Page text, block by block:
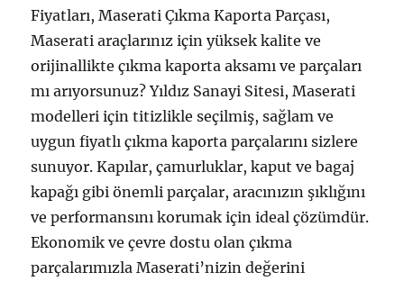
Fiyatları, Maserati Çıkma Kaporta Parçası,
Maserati araçlarınız için yüksek kalite ve
orijinallikte çıkma kaporta aksamı ve parçaları
mı arıyorsunuz? Yıldız Sanayi Sitesi, Maserati
modelleri için titizlikle seçilmiş, sağlam ve
uygun fiyatlı çıkma kaporta parçalarını sizlere
sunuyor. Kapılar, çamurluklar, kaput ve bagaj
kapağı gibi önemli parçalar, aracınızın şıklığını
ve performansını korumak için ideal çözümdür.
Ekonomik ve çevre dostu olan çıkma
parçalarımızla Maserati’nizin değerini